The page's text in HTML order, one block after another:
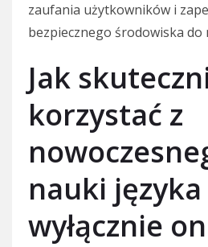
zaufania użytkowników i
bezpiecznego środowiska do
Jak
korzystać z
nauki
wyłącznie